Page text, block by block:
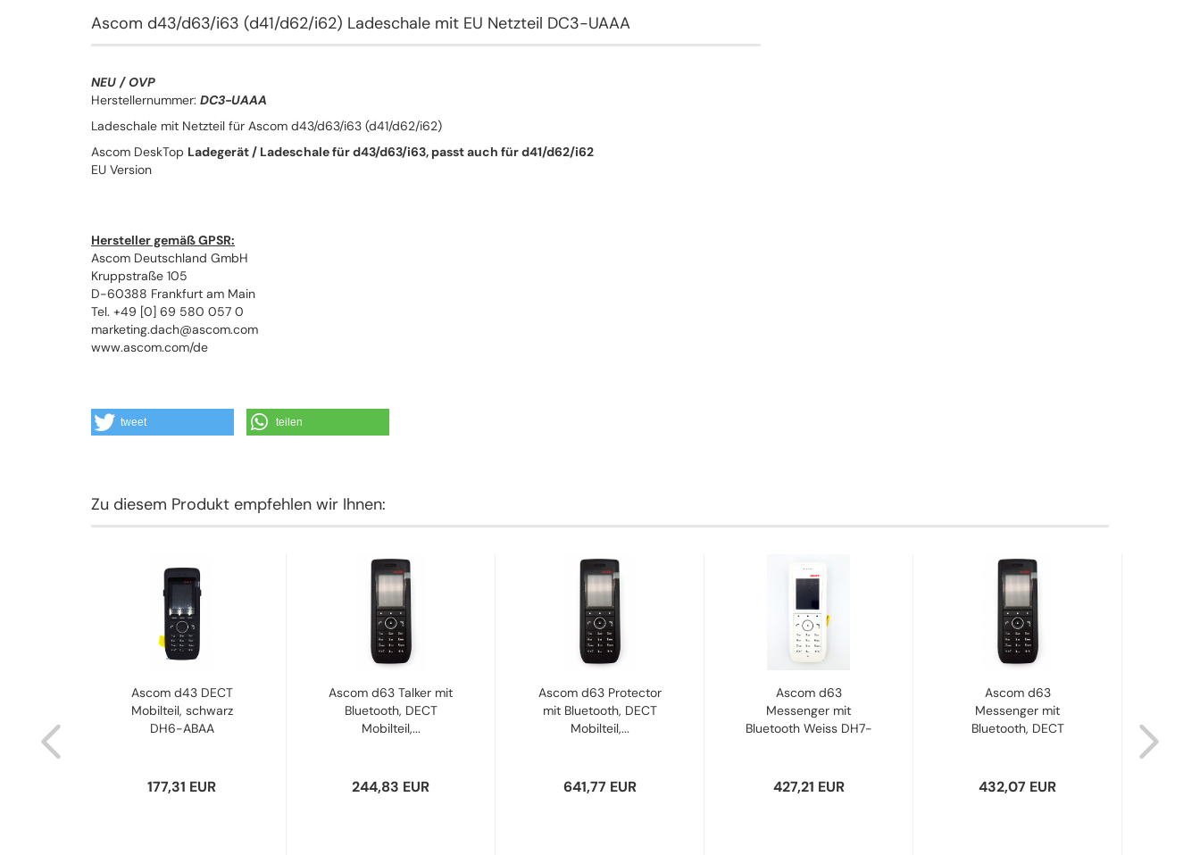
Ascom d43/d63/i63 (d41/d62/i62) Ladeschale mit EU Netzteil DC3-UAAA
NEU / OVP
Herstellernummer: DC3-UAAA
Ladeschale mit Netzteil für Ascom d43/d63/i63 (d41/d62/i62)
Ascom DeskTop Ladegerät / Ladeschale für d43/d63/i63, passt auch für d41/d62/i62
EU Version
Hersteller gemäß GPSR:
Ascom Deutschland GmbH
Kruppstraße 105
D-60388 Frankfurt am Main
Tel. +49 [0] 69 580 057 0
marketing.dach@ascom.com
www.ascom.com/de
tweet teilen
Zu diesem Produkt empfehlen wir Ihnen:
Ascom d43 DECT
Mobilteil, schwarz
DH6-ABAA
177,31 EUR
Ascom d63 Talker mit
Bluetooth, DECT
Mobilteil,...
244,83 EUR
Ascom d63 Protector
mit Bluetooth, DECT
Mobilteil,...
641,77 EUR
Ascom d63
Messenger mit
Bluetooth Weiss DH7-
427,21 EUR
Ascom d63
Messenger mit
Bluetooth, DECT
432,07 EUR